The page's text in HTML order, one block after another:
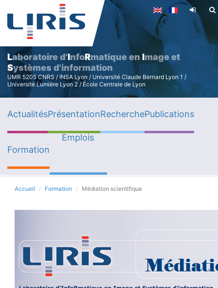
Aller
au
contenu
principal
Laboratoire d'InfoRmatique en Image et
Systèmes d'information
UMR 5205 CNRS / INSA Lyon / Université Claude Bernard Lyon 1 /
Université Lumière Lyon 2 / École Centrale de Lyon
ActualitésPrésentationRecherchePublications
Formation
Emplois
Accueil Formation Médiation scientifique